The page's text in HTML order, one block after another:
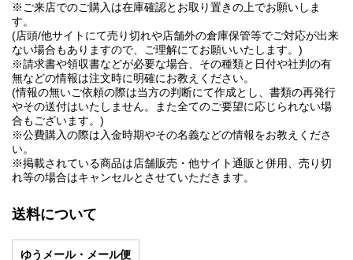
※ご来店でのご購入は在庫確認とお取り置きの上でお願いしま
す。
(店頭/他サイトにて売り切れや店舗外の倉庫保管等でご対応が出来
ない場合もありますので、ご理解にてお願いいたします。)
※請求書や領収書などが必要な場合、その種類と日付や社判の有
無などの情報は注文時に明確にお教えください。
(情報の無いご依頼の際は当方の判断にて作成とし、書類の再発行
やその送付はいたしません。また全てのご要望に応じられない場
合もございます。)
※公費購入の際は入金時期やその名義などの情報をお教えくださ
い。
※掲載されている商品は店舗販売・他サイト通販と併用、売り切
れ等の場合はキャンセルとさせていただきます。
送料について
ゆうメール・メール便